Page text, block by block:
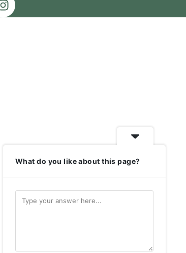
What do you like about this page?